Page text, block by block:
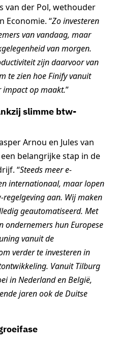
van der Pol, wethouder
Economie. “Zo investeren
van vandaag, maar
van morgen.
zijn daarvoor van
te zien hoe Finify vanuit
impact op maakt.”
slimme btw-
Arnou en Jules van
belangrijke stap in de
“Steeds meer e-
internationaal, maar lopen
aan. Wij maken
geautomatiseerd. Met
ondernemers hun Europese
vanuit de
verder te investeren in
Vanuit Tilburg
in Nederland en België,
jaren ook de Duitse